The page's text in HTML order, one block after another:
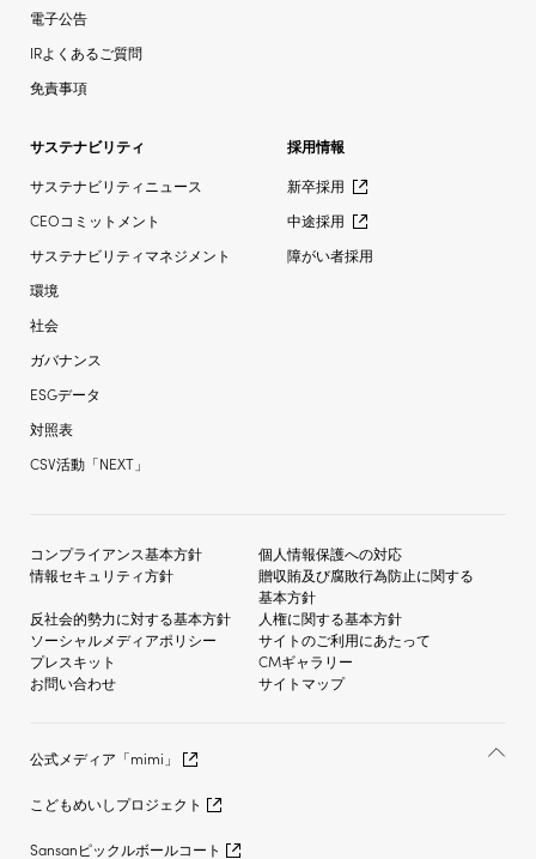
電子公告
IRよくあるご質問
免責事項
サステナビリティ
サステナビリティニュース
CEOコミットメント
サステナビリティマネジメント
環境
社会
ガバナンス
ESGデータ
対照表
CSV活動「NEXT」
採用情報
新卒採用
中途採用
障がい者採用
コンプライアンス基本方針
個人情報保護への対応
情報セキュリティ方針
贈収賄及び腐敗行為防止に関する
基本方針
反社会的勢力に対する基本方針
人権に関する基本方針
ソーシャルメディアポリシー
サイトのご利用にあたって
プレスキット
CMギャラリー
お問い合わせ
サイトマップ
公式メディア「mimi」
こどもめいしプロジェクト
Sansanピックルボールコート